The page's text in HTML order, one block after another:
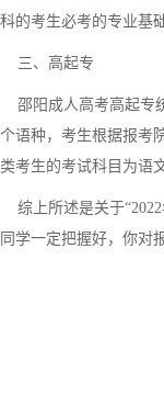
科的考生必考的专业基
三、高起专
邵阳成人高考高起专
个语种，考生根据报考
类考生的考试科目为语
综上所述是关于
同学一定把握好，你对